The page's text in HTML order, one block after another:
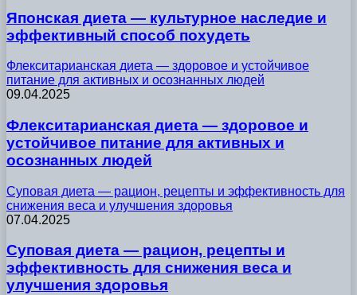
Японская диета — культурное наследие и
эффективный способ похудеть
Флекситарианская диета — здоровое и устойчивое
питание для активных и осознанных людей
09.04.2025
Флекситарианская диета — здоровое и
устойчивое питание для активных и
осознанных людей
Суповая диета — рацион, рецепты и эффективность для
снижения веса и улучшения здоровья
07.04.2025
Суповая диета — рацион, рецепты и
эффективность для снижения веса и
улучшения здоровья